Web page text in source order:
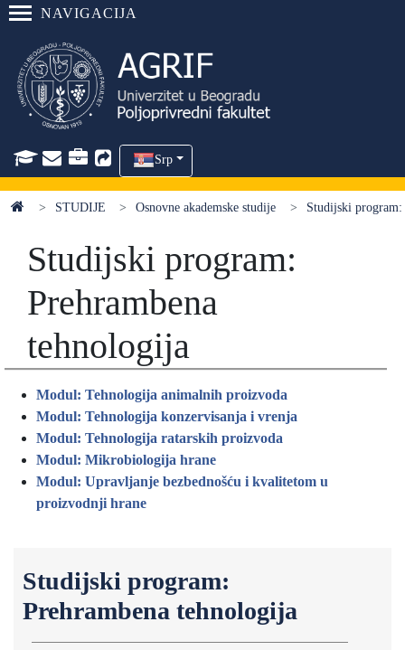
NAVIGACIJA
Srp
STUDIJE Osnovne akademske studije Studijski program:
Studijski program:
Prehrambena tehnologija
Studijski program:
Prehrambena
tehnologija
Modul: Tehnologija animalnih proizvoda
Modul: Tehnologija konzervisanja i vrenja
Modul: Tehnologija ratarskih proizvoda
Modul: Mikrobiologija hrane
Modul: Upravljanje bezbednošću i kvalitetom u
proizvodnji hrane